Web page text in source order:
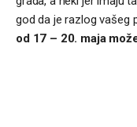
god da je razlog vašeg
od 17 – 20. maja